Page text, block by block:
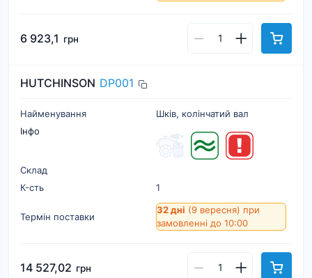
6 923,1 грн
HUTCHINSON DP001
Найменування
Шків, колінчатий вал
Інфо
Склад
К-cть
1
Термін поставки
32 дні (9 вересня) при
замовленні до 10:00
14 527,02 грн